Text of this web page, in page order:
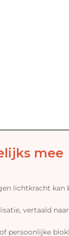
mee
lichtkracht kan
vertaald
persoonlijke